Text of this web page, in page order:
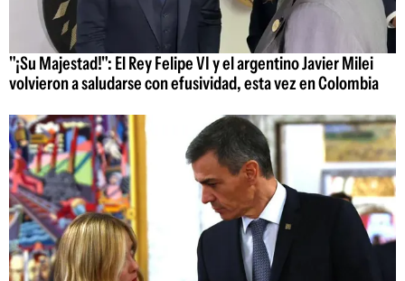
"¡Su Majestad!": El Rey Felipe VI y el argentino Javier Milei
volvieron a saludarse con efusividad, esta vez en Colombia